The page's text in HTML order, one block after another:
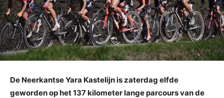
De Neerkantse Yara Kastelijn is zaterdag elfde
geworden op het 137 kilometer lange parcours van de